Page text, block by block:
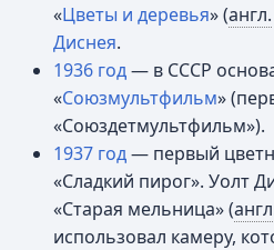
«Цветы и деревья» (англ.
Диснея.
1936 год— в СССР
«Союзмультфильм»
«Союздетмультфильм»).
1937 год— первый
«Сладкий пирог». Уолт
«Старая мельница» (
использовал камеру,